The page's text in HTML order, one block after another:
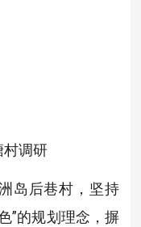
村调研
岛后巷村，坚持
”的规划理念，摒